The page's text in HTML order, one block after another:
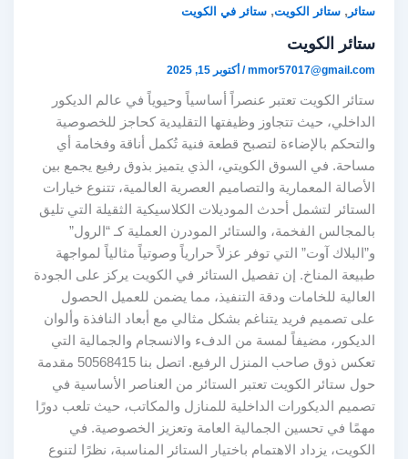
ستائر,ستائر الكويت,ستائر في الكويت
ستائر الكويت
mmor57017@gmail.com
/أكتوبر 15, 2025
ستائر الكويت تعتبر عنصراً أساسياً وحيوياً في عالم الديكور
الداخلي، حيث تتجاوز وظيفتها التقليدية كحاجز للخصوصية
والتحكم بالإضاءة لتصبح قطعة فنية تُكمل أناقة وفخامة أي
مساحة. في السوق الكويتي، الذي يتميز بذوق رفيع يجمع بين
الأصالة المعمارية والتصاميم العصرية العالمية، تتنوع خيارات
الستائر لتشمل أحدث الموديلات الكلاسيكية الثقيلة التي تليق
بالمجالس الفخمة، والستائر المودرن العملية كـ “الرول”
و”البلاك آوت” التي توفر عزلاً حرارياً وصوتياً مثالياً لمواجهة
طبيعة المناخ. إن تفصيل الستائر في الكويت يركز على الجودة
العالية للخامات ودقة التنفيذ، مما يضمن للعميل الحصول
على تصميم فريد يتناغم بشكل مثالي مع أبعاد النافذة وألوان
الديكور، مضيفاً لمسة من الدفء والانسجام والجمالية التي
تعكس ذوق صاحب المنزل الرفيع. اتصل بنا 50568415 مقدمة
حول ستائر الكويت تعتبر الستائر من العناصر الأساسية في
تصميم الديكورات الداخلية للمنازل والمكاتب، حيث تلعب دورًا
مهمًا في تحسين الجمالية العامة وتعزيز الخصوصية. في
الكويت، يزداد الاهتمام باختيار الستائر المناسبة، نظرًا لتنوع